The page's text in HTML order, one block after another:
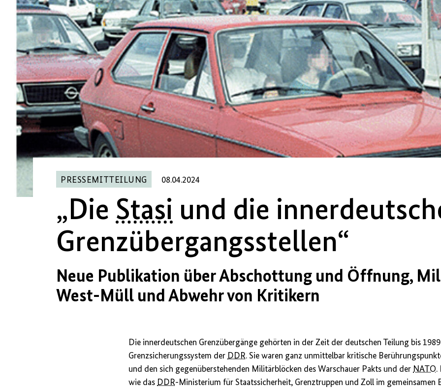
PRESSEMITTEILUNG 08.04.2024
„Die Stasi und die
Grenzübergangsstellen“
Neue Publikation über Abschottung und Öffnung,
West-Müll und Abwehr von Kritikern
Die innerdeutschen Grenzübergänge gehörten in der Zeit der deutschen Teilung bis
Grenzsicherungssystem der DDR. Sie waren ganz unmittelbar kritische
und den sich gegenüberstehenden Militärblöcken des Warschauer Pakts und der NATO.
wie das DDR-Ministerium für Staatssicherheit, Grenztruppen und Zoll im gemeinsamen